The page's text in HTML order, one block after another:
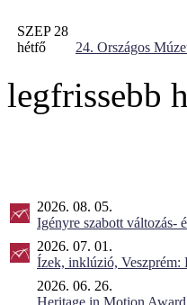
SZEP 28
hétfő
24. Országos
legfrissebb
2026. 08. 05.
Igényre szabott változás-
2026. 07. 01.
Ízek, inklúzió, Veszprém:
2026. 06. 26.
Heritage in Motion Award